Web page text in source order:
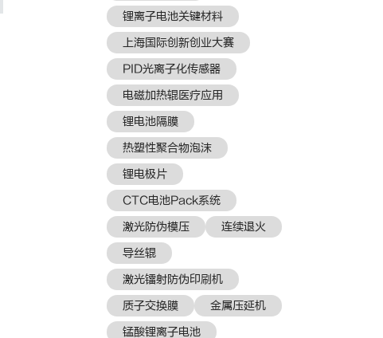
锂离子电池关键材料
上海国际创新创业大赛
PID光离子化传感器
电磁加热辊医疗应用
锂电池隔膜
热塑性聚合物泡沫
锂电极片
CTC电池Pack系统
激光防伪模压
连续退火
导丝辊
激光镭射防伪印刷机
质子交换膜
金属压延机
锰酸锂离子电池